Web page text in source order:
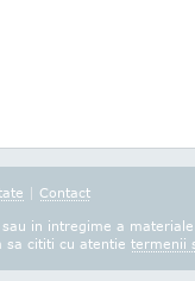
| Contact
in intregime a
sa cititi cu atentie termenii